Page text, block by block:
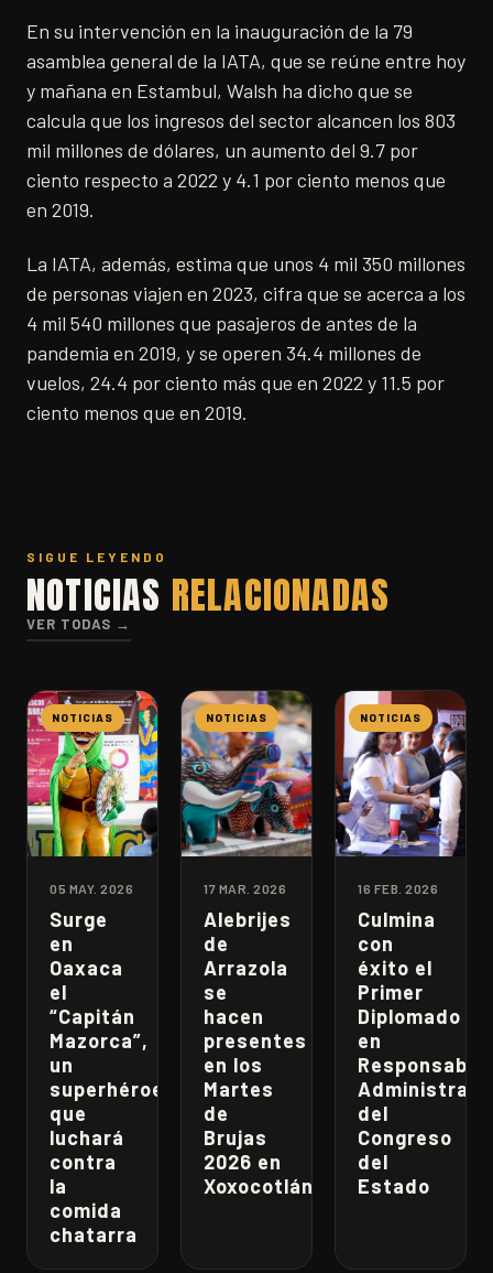
En su intervención en la inauguración de la 79
asamblea general de la IATA, que se reúne entre hoy
y mañana en Estambul, Walsh ha dicho que se
calcula que los ingresos del sector alcancen los 803
mil millones de dólares, un aumento del 9.7 por
ciento respecto a 2022 y 4.1 por ciento menos que
en 2019.
La IATA, además, estima que unos 4 mil 350 millones
de personas viajen en 2023, cifra que se acerca a los
4 mil 540 millones que pasajeros de antes de la
pandemia en 2019, y se operen 34.4 millones de
vuelos, 24.4 por ciento más que en 2022 y 11.5 por
ciento menos que en 2019.
SIGUE LEYENDO
NOTICIAS RELACIONADAS
VER TODAS →
NOTICIAS
05 MAY. 2026
Surge
en
Oaxaca
el
“Capitán
Mazorca”,
un
superhéroe
que
luchará
contra
la
comida
chatarra
NOTICIAS
17 MAR. 2026
Alebrijes
de
Arrazola
se
hacen
presentes
en los
Martes
de
Brujas
2026 en
Xoxocotlán
NOTICIAS
16 FEB. 2026
Culmina
con
éxito el
Primer
Diplomado
en
del
Congreso
del
Estado